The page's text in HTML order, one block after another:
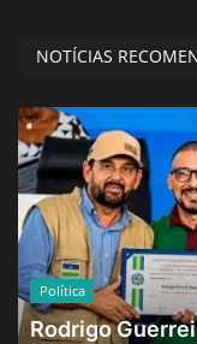
NOTÍCIAS
Política
Rodrigo